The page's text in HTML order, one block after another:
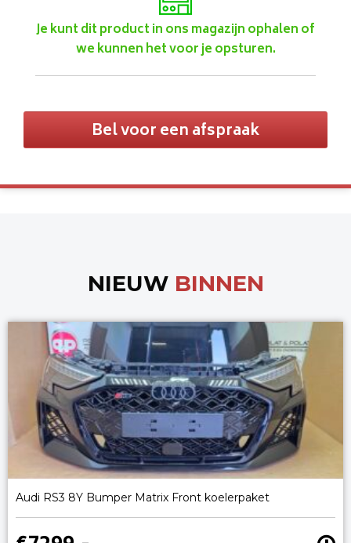
Je kunt dit product in ons magazijn ophalen of
we kunnen het voor je opsturen.
Bel voor een afspraak
NIEUW BINNEN
Audi RS3 8Y Bumper Matrix Front koelerpaket